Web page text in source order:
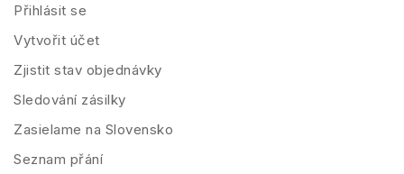
Přihlásit se
Vytvořit účet
Zjistit stav objednávky
Sledování zásilky
Zasielame na Slovensko
Seznam přání